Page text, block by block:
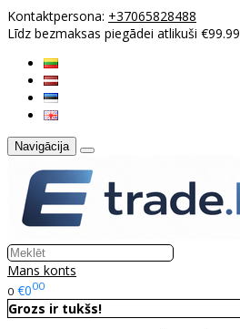
Kontaktpersona: +37065828488
Līdz bezmaksas piegādei atlikuši €99.99
Navigācija
Mans konts
0 €000
Grozs ir tukšs!